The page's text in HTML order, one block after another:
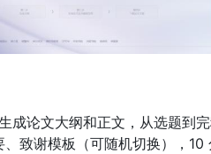
成论文大纲和正文，从选题到
致谢模板（可随机切换），